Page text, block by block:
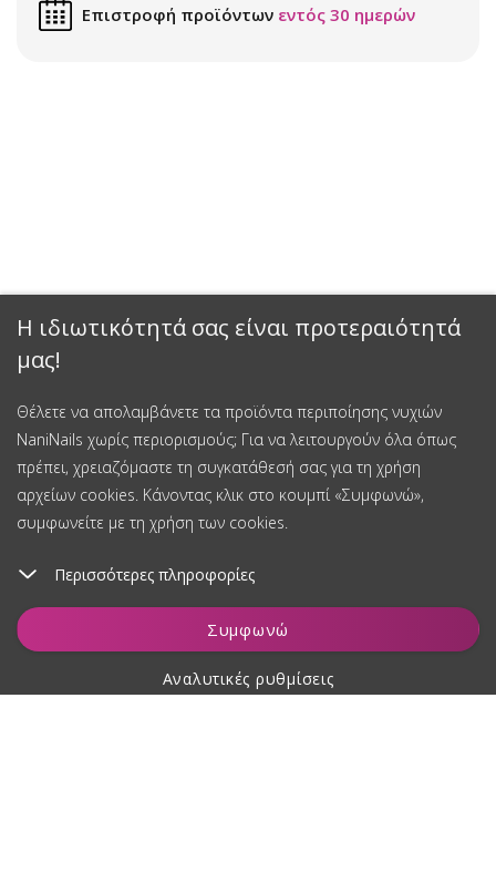
Η ιδιωτικότητά σας είναι προτεραιότητά
μας!
Θέλετε να απολαμβάνετε τα προϊόντα περιποίησης νυχιών
NaniNails χωρίς περιορισμούς; Για να λειτουργούν όλα όπως
πρέπει, χρειαζόμαστε τη συγκατάθεσή σας για τη χρήση
αρχείων cookies. Κάνοντας κλικ στο κουμπί «Συμφωνώ»,
συμφωνείτε με τη χρήση των cookies.
Περισσότερες πληροφορίες
Συμφωνώ
Αναλυτικές ρυθμίσεις
Παρακολούθηση
Επιστροφή προϊόντων εντός 30 ημερών